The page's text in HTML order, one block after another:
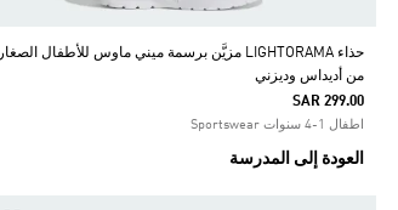
حذاء LIGHTORAMA مزيَّن برسمة ميني ماوس للأطفال الصغار
من أديداس وديزني
SAR 299.00
اطفال 1-4 سنوات Sportswear
العودة إلى المدرسة